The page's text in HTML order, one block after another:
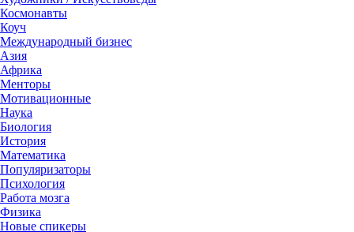
Космонавты
Коуч
Международный бизнес
Азия
Африка
Менторы
Мотивационные
Наука
Биология
История
Математика
Популяризаторы
Психология
Работа мозга
Физика
Новые спикеры